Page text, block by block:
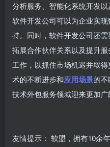
分析服务、智能化系统开发
软件开发公司可以为企业实
持。同时，软件开发公司还需
拓展合作伙伴关系以及提升
工作，以抓住市场机遇并取
术的不断进步和应用场景的
技术外包服务领域迎来更加广
友情提示： 软盟，拥有10余